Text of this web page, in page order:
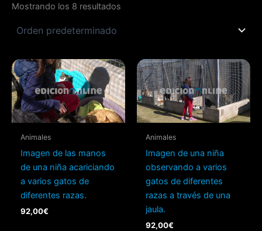
Mostrando los 8 resultados
Animales
Imagen de las manos
de una niña acariciando
a varios gatos de
diferentes razas.
92,00€
Animales
Imagen de una niña
observando a varios
gatos de diferentes
razas a través de una
jaula.
92,00€